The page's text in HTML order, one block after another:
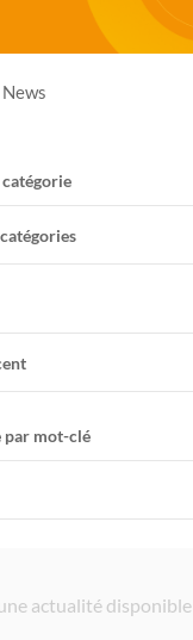
News
par mot-clé
actualité disponible